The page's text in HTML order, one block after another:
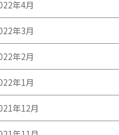
年4月
年3月
年2月
年1月
年12月